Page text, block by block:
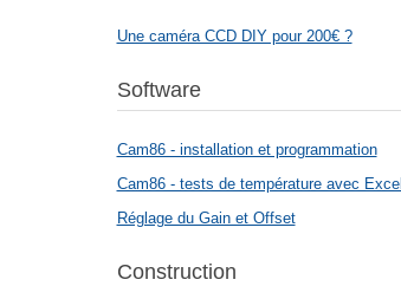
Une caméra CCD DIY pour 200€ ?
Software
Cam86 - installation et programmation
Cam86 - tests de température avec Excel
Réglage du Gain et Offset
Construction